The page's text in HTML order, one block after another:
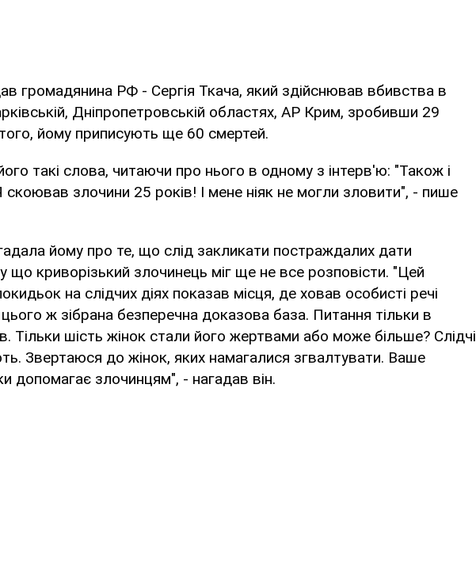
громадянина РФ - Сергія Ткача, який здійснював вбивства в
Дніпропетровській областях, АР Крим, зробивши 29
йому приписують ще 60 смертей.
такі слова, читаючи про нього в одному з інтерв'ю: "Також і
скоював злочини 25 років! І мене ніяк не могли зловити", - пише
йому про те, що слід закликати постраждалих дати
що криворізький злочинець міг ще не все розповісти. "Цей
на слідчих діях показав місця, де ховав особисті речі
ж зібрана безперечна доказова база. Питання тільки в
Тільки шість жінок стали його жертвами або може більше? Слідчі
Звертаюся до жінок, яких намагалися згвалтувати. Ваше
допомагає злочинцям", - нагадав він.